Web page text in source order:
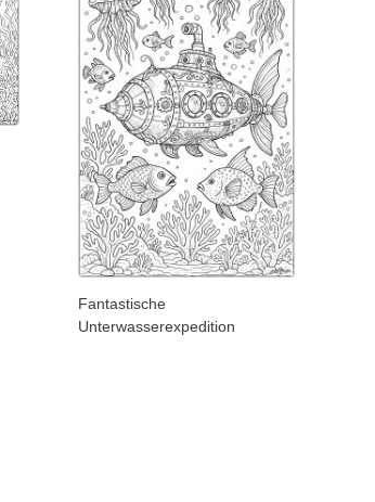
Fantastische
Unterwasserexpedition